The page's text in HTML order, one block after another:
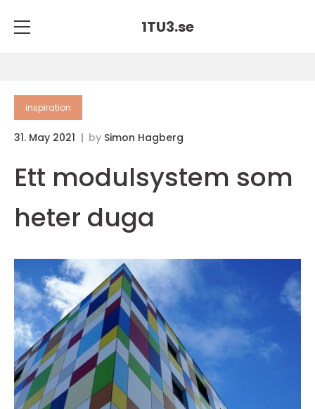
1TU3.se
inspiration
31. May 2021 by Simon Hagberg
Ett modulsystem som
heter duga